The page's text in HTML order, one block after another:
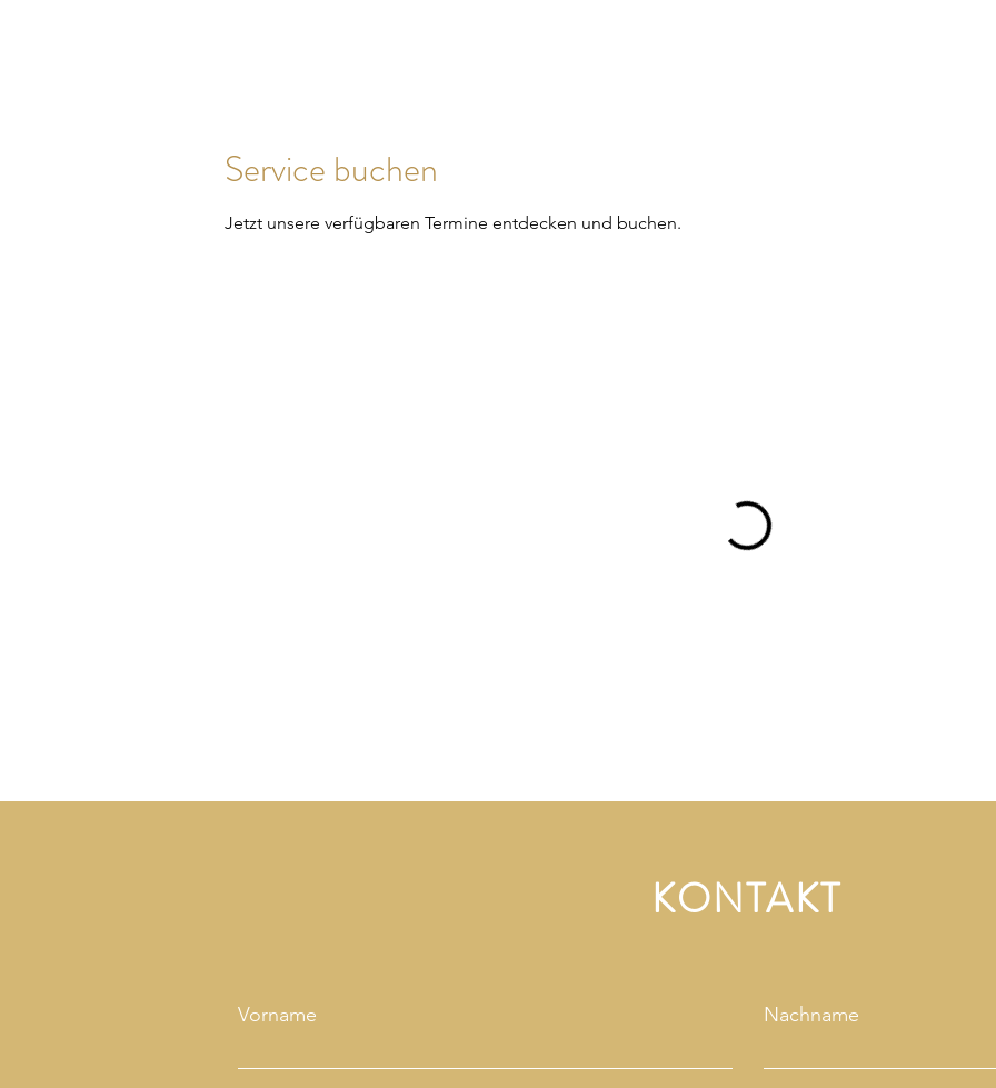
Service buchen
Jetzt unsere verfügbaren Termine entdecken und buchen.
KONTAKT
Vorname Nachname